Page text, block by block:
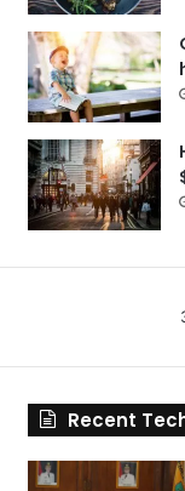
Recent